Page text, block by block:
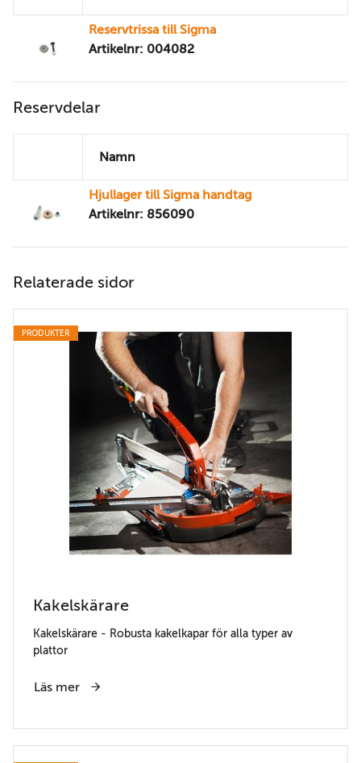
Reservtrissa till Sigma
Artikelnr: 004082
Reservdelar
Namn
Hjullager till Sigma handtag
Artikelnr: 856090
Relaterade sidor
PRODUKTER
Kakelskärare
Kakelskärare - Robusta kakelkapar för alla typer av
plattor
Läs mer